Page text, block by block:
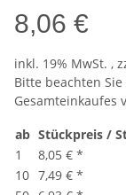
8,06 €
inkl. 19% MwSt. ,
Bitte beachten
Gesamteinkaufes
ab Stückpreis /
1
8,05 € *
10 7,49 € *